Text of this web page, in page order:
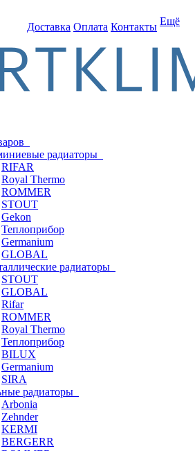
Доставка Оплата Контакты Ещё
радиаторы
RIFAR
Royal Thermo
ROMMER
STOUT
Gekon
Теплоприбор
Germanium
GLOBAL
радиаторы
STOUT
GLOBAL
Rifar
ROMMER
Royal Thermo
Теплоприбор
BILUX
Germanium
SIRA
радиаторы
Arbonia
Zehnder
KERMI
BERGERR